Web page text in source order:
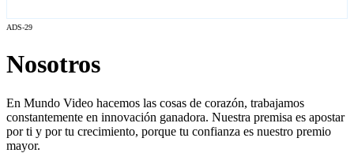
ADS-29
Nosotros
En Mundo Video hacemos las cosas de corazón, trabajamos
constantemente en innovación ganadora. Nuestra premisa es apostar
por ti y por tu crecimiento, porque tu confianza es nuestro premio
mayor.